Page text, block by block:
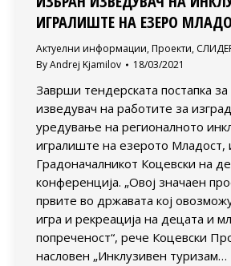
ИГРАЛИШТЕ НА ЕЗЕРО
Актуелни информации, Проекти,
ByAndrej Kjamilov 18/03/2021
Заврши тендерската постапка
изведувач на работите за
уредување на регионалното
игралиште на езерото
Градоначалникот Коцевски на
конференција. „Овој значаен
првите во државата кој
игра и рекреација на децата и
попреченост“, рече Коцевски
насловен „Инклузивен туризам…